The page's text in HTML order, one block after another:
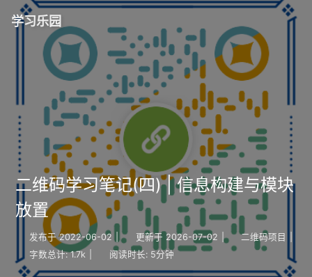
学习乐园
二维码学习笔记(四) | 信息构建与模块
放置
发布于 2022-06-02 更新于 2026-07-02 | 二维码项目
字数总计: 1.7k 阅读时长: 5分钟